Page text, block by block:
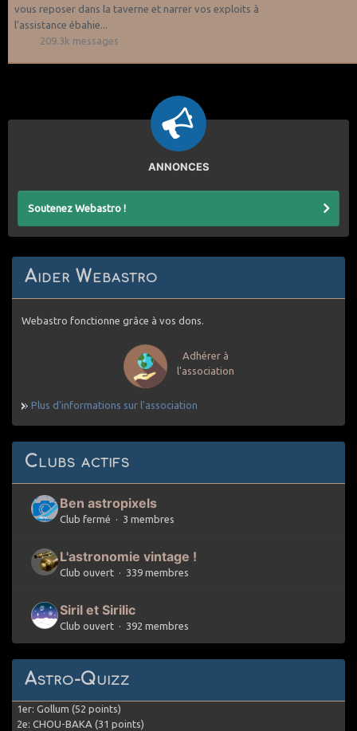
vous reposer dans la taverne et narrer vos exploits à
l'assistance ébahie...
209.3k messages
ANNONCES
Soutenez Webastro !
Aider Webastro
Webastro fonctionne grâce à vos dons.
Adhérer à
l'association
Plus d'informations sur l'association
Clubs actifs
Ben astropixels
Club fermé · 3 membres
L'astronomie vintage !
Club ouvert · 339 membres
Siril et Sirilic
Club ouvert · 392 membres
Astro-Quizz
1er: Gollum (52 points)
2e: CHOU-BAKA (31 points)